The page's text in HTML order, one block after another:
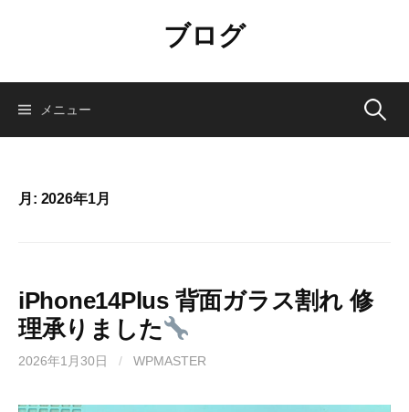
ン
ブログ
メニュー 検
月: 2026年1月
iPhone14Plus 背面ガラス割れ 修
理承りました
2026年1月30日 / WPMASTER